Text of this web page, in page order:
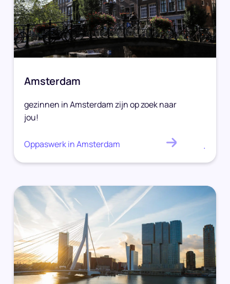
Amsterdam
gezinnen in Amsterdam zijn op zoek naar
jou!
Oppaswerk in Amsterdam .